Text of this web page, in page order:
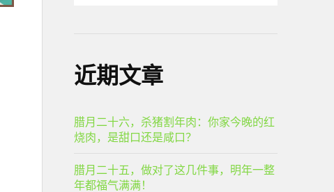
近期文章
腊月二十六，杀猪割年肉：你家今晚的红
烧肉，是甜口还是咸口？
腊月二十五，做对了这几件事，明年一整
年都福气满满！